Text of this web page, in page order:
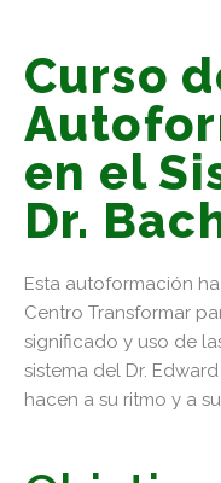
Curso
en el
Dr.
Esta autoformación
Centro Transformar
significado y uso de
sistema del Dr.
hacen a su ritmo y a